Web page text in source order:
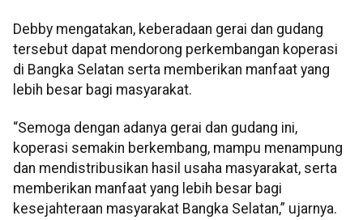
Debby mengatakan, keberadaan gerai dan gudang
tersebut dapat mendorong perkembangan koperasi
di Bangka Selatan serta memberikan manfaat yang
lebih besar bagi masyarakat.
“Semoga dengan adanya gerai dan gudang ini,
koperasi semakin berkembang, mampu menampung
dan mendistribusikan hasil usaha masyarakat, serta
memberikan manfaat yang lebih besar bagi
kesejahteraan masyarakat Bangka Selatan,” ujarnya.